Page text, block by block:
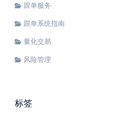
跟单服务
跟单系统指南
量化交易
风险管理
标签